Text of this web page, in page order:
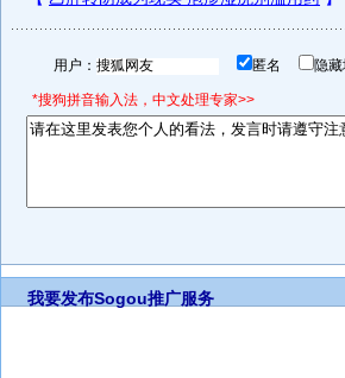
用户： 匿名 隐
*搜狗拼音输入法，中文处理专家>>
我要发布Sogou推广服务